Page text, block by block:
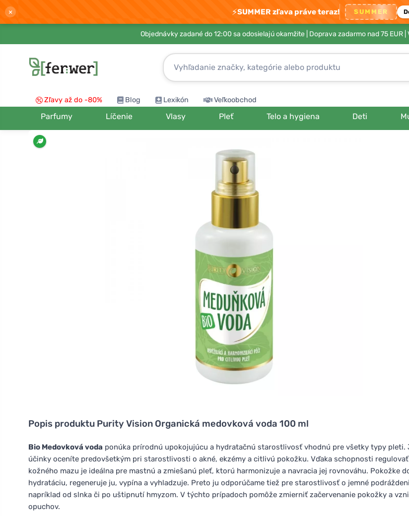
× ⚡SUMMER zľava práve teraz! SUMMER
Objednávky zadané do 12:00 sa odosielajú okamžite | Doprava zadarmo nad 75 EUR
Zľavy až do -80% Blog Lexikón Veľkoobchod
Parfumy Líčenie Vlasy Pleť Telo a hygiena Deti
Popis produktu Purity Vision Organická medovková voda 100 ml
Bio Medovková voda ponúka prírodnú upokojujúcu a hydratačnú starostlivosť vhodnú pre všetky typy pleti.
účinky oceníte predovšetkým pri starostlivosti o akné, ekzémy a citlivú pokožku. Vďaka schopnosti
kožného mazu je ideálna pre mastnú a zmiešanú pleť, ktorú harmonizuje a navracia jej rovnováhu. Pokožke
hydratáciu, regeneruje ju, vypína a vyhladzuje. Preto ju odporúčame tiež pre starostlivosť o jemné
napríklad od slnka či po uštipnutí hmyzom. V týchto prípadoch pomôže zmierniť začervenanie pokožky a
opuchov.